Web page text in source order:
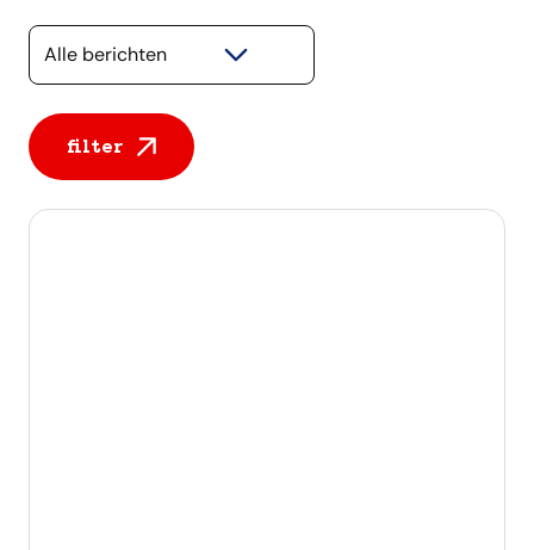
Selecteer een categorie
filter